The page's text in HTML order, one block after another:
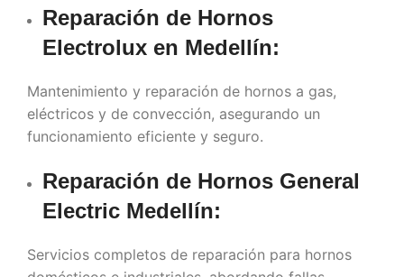
Reparación de Hornos
Electrolux en Medellín:
Mantenimiento y reparación de hornos a gas,
eléctricos y de convección, asegurando un
funcionamiento eficiente y seguro.
Reparación de Hornos General
Electric Medellín:
Servicios completos de reparación para hornos